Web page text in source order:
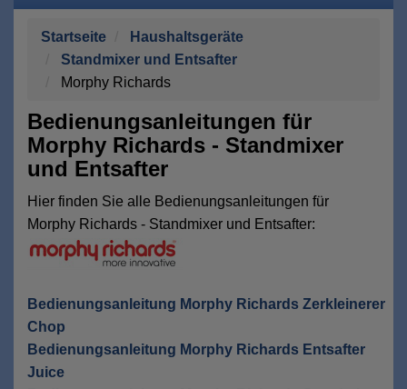
Startseite
Haushaltsgeräte
Standmixer und Entsafter
Morphy Richards
Bedienungsanleitungen für
Morphy Richards - Standmixer
und Entsafter
Hier finden Sie alle Bedienungsanleitungen für
Morphy Richards - Standmixer und Entsafter:
Bedienungsanleitung Morphy Richards Zerkleinerer
Chop
Bedienungsanleitung Morphy Richards Entsafter
Juice